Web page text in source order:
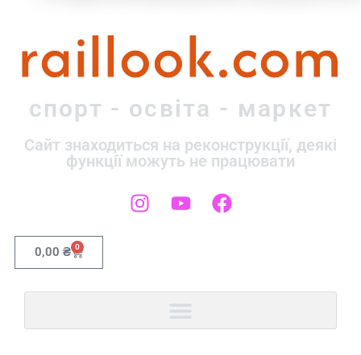
raillook.com
спорт - освіта - маркет
Сайт знаходиться на реконструкції, деякі
функції можуть не працювати
0,00 ₴ 0